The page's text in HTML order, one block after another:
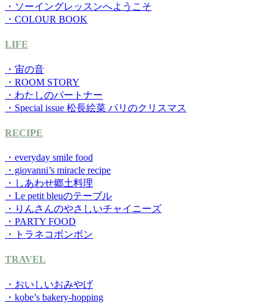
・ソーイングレッスンへようこそ
・COLOUR BOOK
LIFE
・宙の音
・ROOM STORY
・わたしのパートナー
・Special issue 松長絵菜 パリのクリスマス
RECIPE
・everyday smile food
・giovanni’s miracle recipe
・しあわせ郷土料理
・Le petit bleuのテーブル
・りんさんのやさしいチャイニーズ
・PARTY FOOD
・トラネコボンボン
TRAVEL
・おいしいおみやげ
・kobe’s bakery-hopping